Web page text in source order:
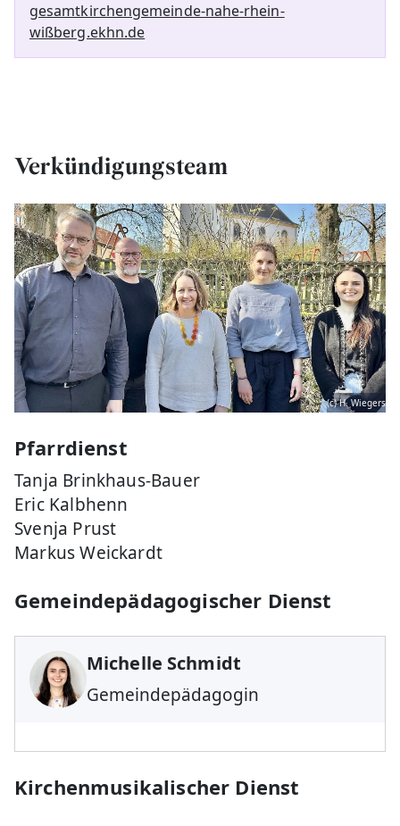
gesamtkirchengemeinde-nahe-rhein-
wißberg.ekhn.de
Verkündigungsteam
(c) H. Wiegers
Pfarrdienst
Tanja Brinkhaus-Bauer
Eric Kalbhenn
Svenja Prust
Markus Weickardt
Gemeindepädagogischer Dienst
Michelle Schmidt
Gemeindepädagogin
Kirchenmusikalischer Dienst